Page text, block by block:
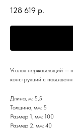
128 619 р.
Уголок нержавеющий —
конструкций с
Длина, м: 5,5
Толщина, мм: 5
Размер 1, мм: 100
Размер 2, мм: 40